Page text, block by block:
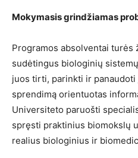
Mokymasis grindžiamas
Programos absolventai
sudėtingus biologinių
juos tirti, parinkti ir
sprendimą orientuotas
Universiteto paruošti
spręsti praktinius biomokslų
realius biologinius ir